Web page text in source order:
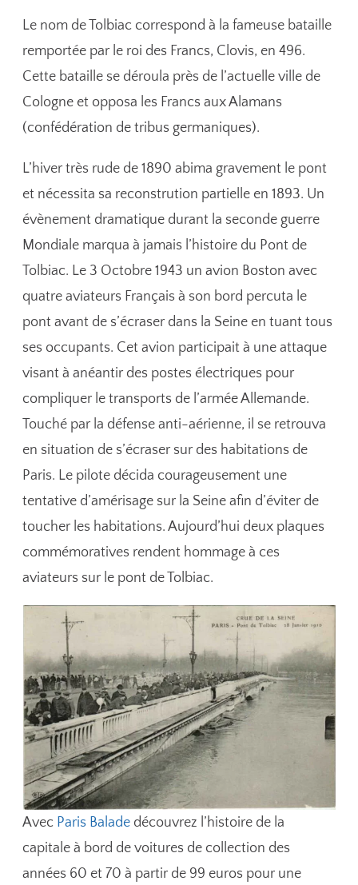
Le nom de Tolbiac correspond à la fameuse bataille
remportée par le roi des Francs, Clovis, en 496.
Cette bataille se déroula près de l’actuelle ville de
Cologne et opposa les Francs aux Alamans
(confédération de tribus germaniques).
L’hiver très rude de 1890 abima gravement le pont
et nécessita sa reconstrution partielle en 1893. Un
évènement dramatique durant la seconde guerre
Mondiale marqua à jamais l’histoire du Pont de
Tolbiac. Le 3 Octobre 1943 un avion Boston avec
quatre aviateurs Français à son bord percuta le
pont avant de s’écraser dans la Seine en tuant tous
ses occupants. Cet avion participait à une attaque
visant à anéantir des postes électriques pour
compliquer le transports de l’armée Allemande.
Touché par la défense anti-aérienne, il se retrouva
en situation de s’écraser sur des habitations de
Paris. Le pilote décida courageusement une
tentative d’amérisage sur la Seine afin d’éviter de
toucher les habitations. Aujourd’hui deux plaques
commémoratives rendent hommage à ces
aviateurs sur le pont de Tolbiac.
Avec Paris Balade découvrez l’histoire de la
capitale à bord de voitures de collection des
années 60 et 70 à partir de 99 euros pour une